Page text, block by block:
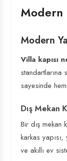
Modern
Modern
Villa kapısı
sayesinde
Dış Mekan
Bir dış mekan
karkas
ve akıllı ev